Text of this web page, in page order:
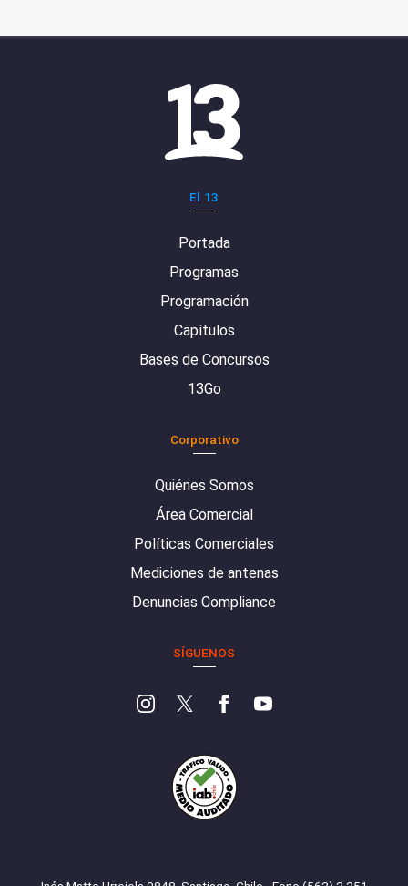
El 13
Portada
Programas
Programación
Capítulos
Bases de Concursos
13Go
Corporativo
Quiénes Somos
Área Comercial
Políticas Comerciales
Mediciones de antenas
Denuncias Compliance
SÍGUENOS